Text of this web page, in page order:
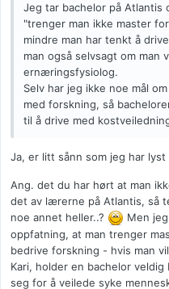
Jeg tar bachelor på
"trenger man ikke master
mindre man har tenkt å
man også selvsagt om man
ernæringsfysiolog.
Selv har jeg ikke noe mål
med forskning, så
til å drive med
Ja, er litt sånn som jeg har
Ang. det du har hørt at man
det av lærerne på Atlantis, så
noe annet heller..?
Men
oppfatning, at man trenger
bedrive forskning - hvis man
Kari, holder en bachelor
seg for å veilede syke